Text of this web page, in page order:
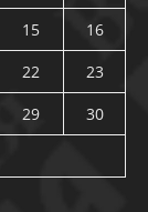
15
16
22
23
29
30